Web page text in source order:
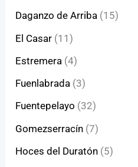
Daganzo de Arriba (15)
El Casar (11)
Estremera (4)
Fuenlabrada (3)
Fuentepelayo (32)
Gomezserracín (7)
Hoces del Duratón (5)